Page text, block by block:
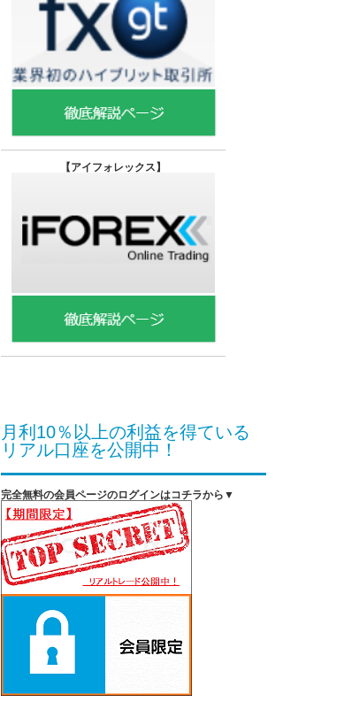
【アイフォレックス】
月利10％以上の利益を得ている
リアル口座を公開中！
完全無料の会員ページのログインはコチラから▼